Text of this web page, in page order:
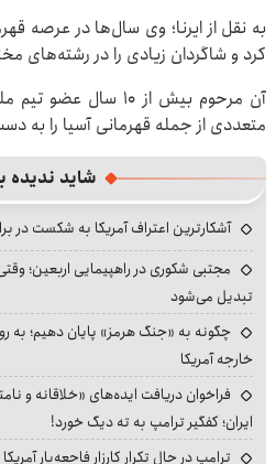
به نقل از ایرنا؛ وی سال‌ها در عرصه
کرد و شاگردان زیادی را در رشته‌های
آن مرحوم بیش از ۱۰
متعددی از جمله قهرمانی آسیا را به
شاید ندیده
آشکارترین اعتراف آمریکا به شکست در
مجتبی شکوری در راهپیمایی اربعین؛
تبدیل می‌شود
چگونه به «جنگ هرمز» پایان دهیم؛ به
خارجه آمریکا
فراخوان دریافت ایده‌های «خلاقانه و
ایران؛ کفگیر ترامپ به ته دیگ خورد!
ترامپ در حال تکرار کارزار فاجعه‌بار